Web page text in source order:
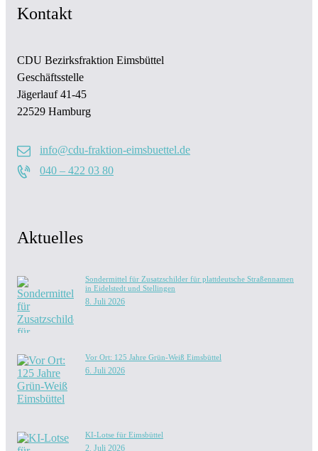
Kontakt
CDU Bezirksfraktion Eimsbüttel
Geschäftsstelle
Jägerlauf 41-45
22529 Hamburg
info@cdu-fraktion-eimsbuettel.de
040 – 422 03 80
Aktuelles
Sondermittel für Zusatzschilder für plattdeutsche Straßennamen
in Eidelstedt und Stellingen
8. Juli 2026
Vor Ort: 125 Jahre Grün-Weiß Eimsbüttel
6. Juli 2026
KI-Lotse für Eimsbüttel
2. Juli 2026